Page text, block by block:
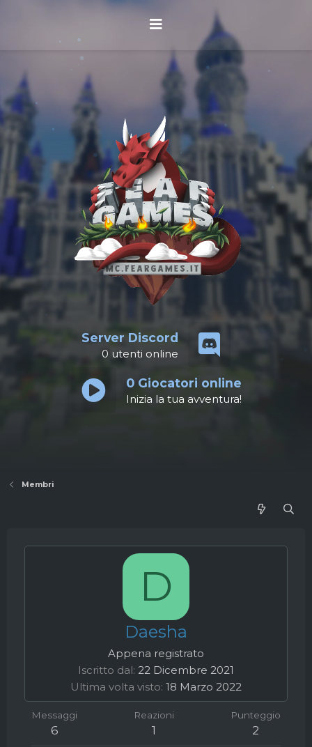
Server Discord
0 utenti online
0Giocatori online
Inizia la tua avventura!
Membri
D
Daesha
Appena registrato
Iscritto dal 22 Dicembre 2021
Ultima volta visto 18 Marzo 2022
Messaggi
6
Reazioni
1
Punteggio
2